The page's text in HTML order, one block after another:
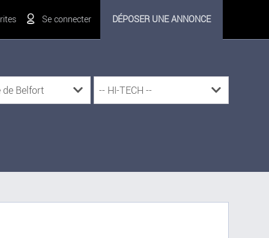
Se connecter DÉPOSER UNE ANNONCE